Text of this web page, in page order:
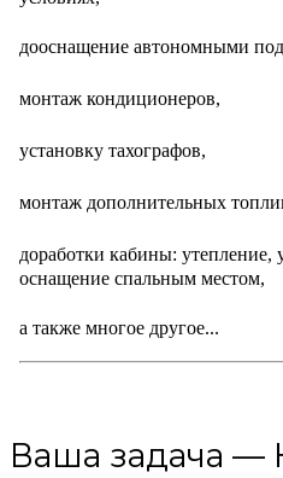
дооснащение автономными
монтаж кондиционеров,
установку тахографов,
монтаж дополнительных
доработки кабины: утепление,
оснащение спальным местом,
а также многое другое...
Ваша задача —